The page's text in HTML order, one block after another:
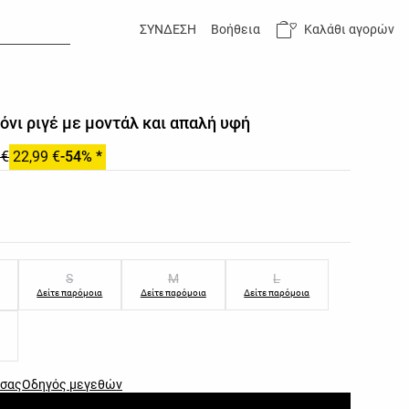
ΣΥΝΔΕΣΗ Βοήθεια Καλάθι αγορών
προϊόντος
ριγέ με μοντάλ και απαλή υφή
22,99 €-54% *
προϊόντος
S
Δείτε παρόμοια
M
Δείτε παρόμοια
L
Δείτε παρόμοια
Οδηγός μεγεθών